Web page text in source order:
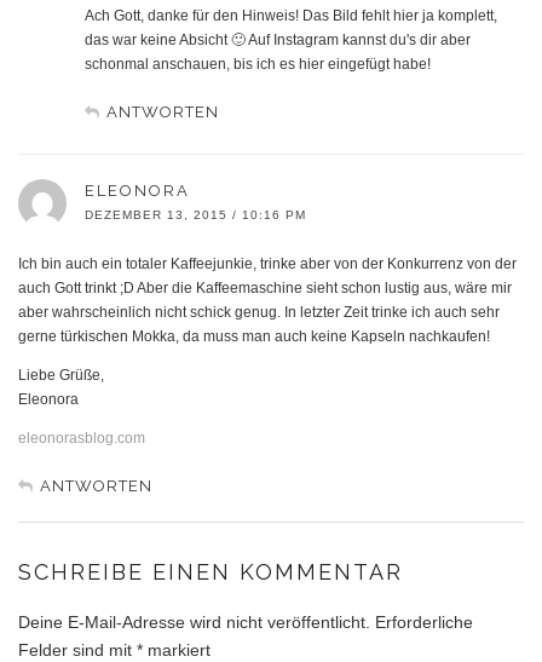
Ach Gott, danke für den Hinweis! Das Bild fehlt hier ja komplett,
das war keine Absicht 🙂 Auf Instagram kannst du's dir aber
schonmal anschauen, bis ich es hier eingefügt habe!
ANTWORTEN
ELEONORA
DEZEMBER 13, 2015 / 10:16 PM
Ich bin auch ein totaler Kaffeejunkie, trinke aber von der Konkurrenz von der
auch Gott trinkt ;D Aber die Kaffeemaschine sieht schon lustig aus, wäre mir
aber wahrscheinlich nicht schick genug. In letzter Zeit trinke ich auch sehr
gerne türkischen Mokka, da muss man auch keine Kapseln nachkaufen!
Liebe Grüße,
Eleonora
eleonorasblog.com
ANTWORTEN
SCHREIBE EINEN KOMMENTAR
Deine E-Mail-Adresse wird nicht veröffentlicht. Erforderliche
Felder sind mit * markiert